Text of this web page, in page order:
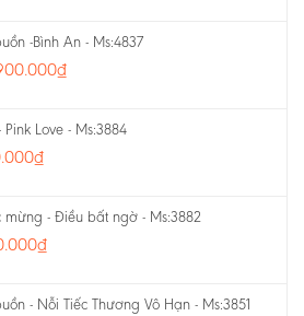
-Bình An - Ms:4837
₫
Love - Ms:3884
₫
mừng - Điều bất ngờ - Ms:3882
₫
- Nỗi Tiếc Thương Vô Hạn - Ms:3851